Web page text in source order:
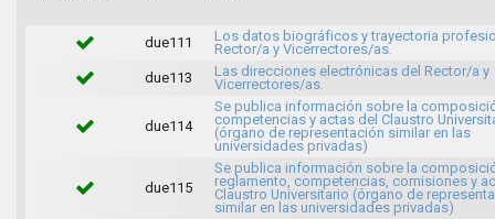
due111
Los datos biográficos y trayectoria
Rector/a y Vicerrectores/as.
due113
Las direcciones electrónicas del Rector/a y
Vicerrectores/as.
due114
Se publica información sobre la
competencias y actas del Claustro
(órgano de representación similar en las
universidades privadas)
due115
Se publica información sobre la
reglamento, competencias, comisiones y
Claustro Universitario (órgano de
similar en las universidades privadas)